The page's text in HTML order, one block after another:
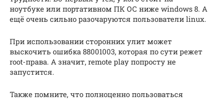
ноутбуке или портативном ПК ОС ниже windows 8. А
ещё очень сильно разочаруются пользователи linux.
При использовании сторонних улит может
выскочить ошибка 88001003, которая по сути режет
root-права. А значит, remote play попросту не
запустится.
Также помните, что полноценно пользоваться